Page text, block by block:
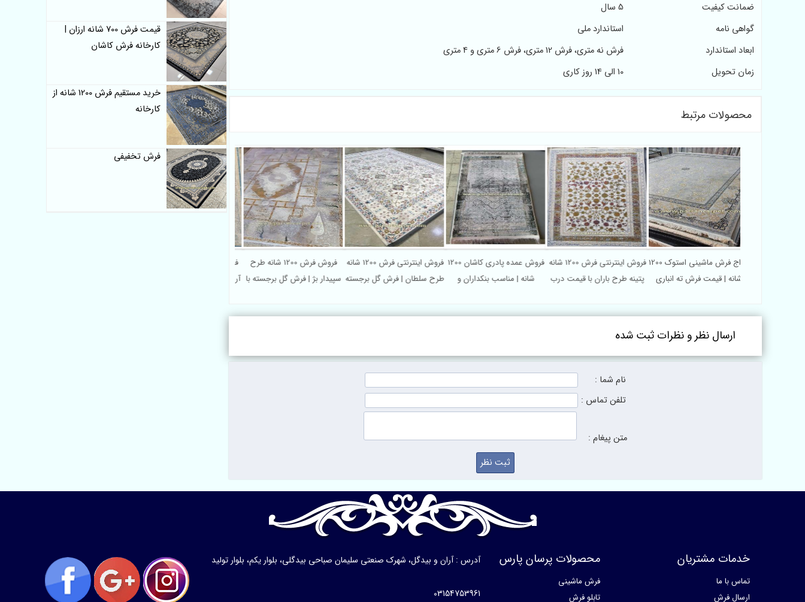
ضمانت کیفیت
5 سال
گواهی نامه
استاندارد ملی
ابعاد استاندارد
فرش نه متری، فرش 12 متری، فرش 6 متری و 4 متری
زمان تحویل
10 الی 14 روز کاری
محصولات مرتبط
آریا آبی | فروش اینترنتی بدون
فروش فرش 1200 شانه طرح
سپیدار بژ | فرش گل برجسته با
فروش اینترنتی فرش 1200 شانه
طرح سلطان | فرش گل برجسته
فروش عمده پادری کاشان 1200
شانه | مناسب بنکداران و
فروش اینترنتی فرش 1200 شانه
پتینه طرح باران با قیمت درب
حراج فرش ماشینی استوک 1200
شانه | قیمت فرش ته انباری
ارسال نظر و نظرات ثبت شده
نام شما :
تلفن تماس :
متن پیغام :
قیمت فرش 700 شانه ارزان |
کارخانه فرش کاشان
خرید مستقیم فرش 1200 شانه از
کارخانه
فرش تخفیفی
خدمات مشتریان
تماس با ما
ارسال فرش
محصولات پرسان پارس
فرش ماشینی
تابلو فرش
آدرس : آران و بیدگل، شهرک صنعتی سلیمان صباحی بیدگلی، بلوار یکم، بلوار تولید
03154753961